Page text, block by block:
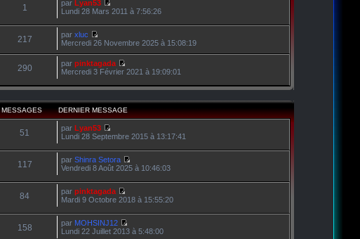
1 par Lyan53
Lundi 28 Mars 2011 à 7:56:26
217 par xluc
Mercredi 26 Novembre 2025 à 15:08:19
290 par pinktagada
Mercredi 3 Février 2021 à 19:09:01
MESSAGES DERNIER MESSAGE
51 par Lyan53
Lundi 28 Septembre 2015 à 13:17:41
117 par Shinra Setora
Vendredi 8 Août 2025 à 10:46:03
84 par pinktagada
Mardi 9 Octobre 2018 à 15:55:20
158 par MOHSINJ12
Lundi 22 Juillet 2013 à 5:48:00